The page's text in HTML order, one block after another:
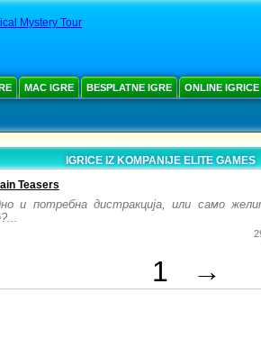
Mystery Tour
MAC IGRE BESPLATNE IGRE ONLINE IGRICE
IGRICE IZ KOMPANIJE ELITE GAMES
Teasers
и потребна дистракција, или само
1 →